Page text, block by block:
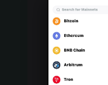
Português (Portugal)
Bahasa Indonesia